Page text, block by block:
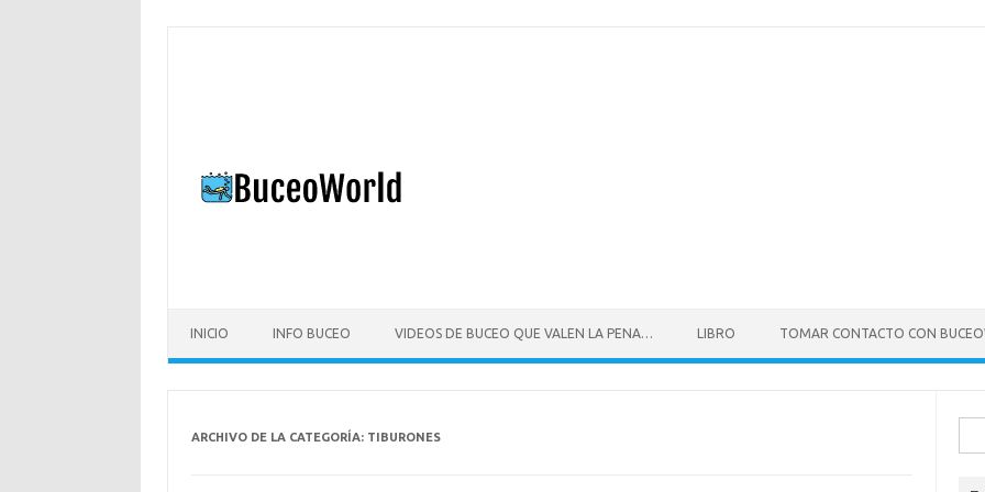
INICIO INFO BUCEO VIDEOS DE BUCEO QUE VALEN LA PENA… LIBRO TOMAR CONTACTO CON
ARCHIVO DE LA CATEGORÍA: TIBURONES